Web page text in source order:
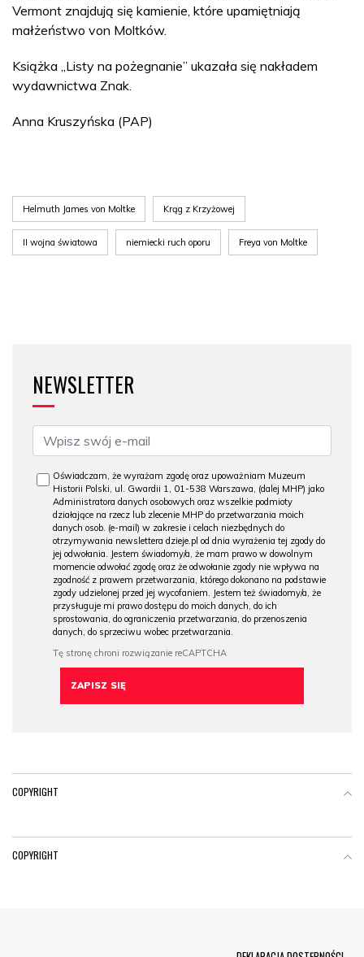
Vermont znajdują się kamienie, które upamiętniają
małżeństwo von Moltków.
Książka „Listy na pożegnanie” ukazała się nakładem
wydawnictwa Znak.
Anna Kruszyńska (PAP)
Helmuth James von Moltke Krąg z Krzyżowej
II wojna światowa niemiecki ruch oporu Freya von Moltke
NEWSLETTER
Oświadczam, że wyrażam zgodę oraz upoważniam Muzeum
Historii Polski, ul. Gwardii 1, 01-538 Warszawa, (dalej MHP) jako
Administratora danych osobowych oraz wszelkie podmioty
działające na rzecz lub zlecenie MHP do przetwarzania moich
danych osob. (e-mail) w zakresie i celach niezbędnych do
otrzymywania newslettera dzieje.pl od dnia wyrażenia tej zgody do
jej odwołania. Jestem świadomy/a, że mam prawo w dowolnym
momencie odwołać zgodę oraz że odwołanie zgody nie wpływa na
zgodność z prawem przetwarzania, którego dokonano na podstawie
zgody udzielonej przed jej wycofaniem. Jestem też świadomy/a, że
przysługuje mi prawo dostępu do moich danych, do ich
sprostowania, do ograniczenia przetwarzania, do przenoszenia
danych, do sprzeciwu wobec przetwarzania.
COPYRIGHT
COPYRIGHT